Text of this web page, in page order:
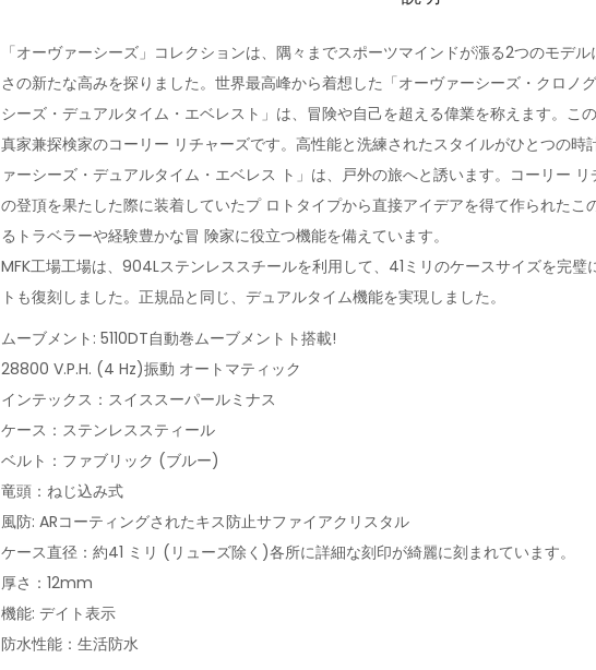
「オーヴァーシーズ」コレクションは、隅々までスポーツマインドが漲る2つのモデ
さの新たな高みを探りました。世界最高峰から着想した「オーヴァーシーズ・クロノ
シーズ・デュアルタイム・エベレスト」は、冒険や自己を超える偉業を称えます。こ
真家兼探検家のコーリー リチャーズです。高性能と洗練されたスタイルがひとつの時
ァーシーズ・デュアルタイム・エベレス ト」は、戸外の旅へと誘います。コーリー
の登頂を果たした際に装着していたプ ロトタイプから直接アイデアを得て作られたこ
るトラベラーや経験豊かな冒 険家に役立つ機能を備えています。
MFK工場工場は、904Lステンレススチールを利用して、41ミリのケースサイズを完璧
トも復刻しました。正規品と同じ、デュアルタイム機能を実現しました。
ムーブメント: 5110DT自動巻ムーブメントト搭載!
28800 V.P.H. (4 Hz)振動 オートマティック
インテックス：スイススーパールミナス
ケース：ステンレススティール
ベルト：ファブリック (ブルー)
竜頭：ねじ込み式
風防: ARコーティングされたキス防止サファイアクリスタル
ケース直径：約41 ミリ (リューズ除く)各所に詳細な刻印が綺麗に刻まれています。
厚さ：12mm
機能: デイト表示
防水性能：生活防水